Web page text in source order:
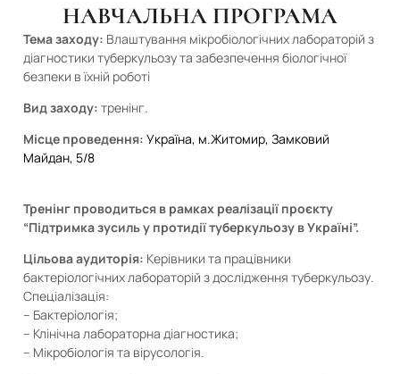
НАВЧАЛЬНА ПРОГРАМА
Тема заходу: Влаштування мікробіологічних лабораторій з
діагностики туберкульозу та забезпечення біологічної
безпеки в їхній роботі
Вид заходу: тренінг.
Місце проведення: Україна, м.Житомир, Замковий
Майдан, 5/8
Тренінг проводиться в рамках реалізації проєкту
“Підтримка зусиль у протидії туберкульозу в Україні”.
Цільова аудиторія: Керівники та працівники
бактеріологічних лабораторій з дослідження туберкульозу.
Спеціалізація:
– Бактеріологія;
– Клінічна лабораторна діагностика;
– Мікробіологія та вірусологія.